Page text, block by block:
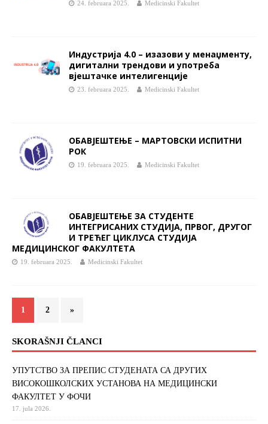
24. februara 2025. Medicinski Fakultet
Индустрија 4.0 – изазови у менаџменту,
дигитални трендови и употреба
вјештачке интелигенције
23. februara 2025. Medicinski Fakultet
OБАВЈЕШТЕЊЕ – МАРТОВСКИ ИСПИТНИ
РОК
19. februara 2025. Medicinski Fakultet
ОБАВЈЕШТЕЊЕ ЗА СТУДЕНТЕ
ИНТЕГРИСАНИХ СТУДИЈА, ПРВОГ, ДРУГОГ
И ТРЕЋЕГ ЦИКЛУСА СТУДИЈА
МЕДИЦИНСКОГ ФАКУЛТЕТА
19. februara 2025. Medicinski Fakultet
1 2 »
SKORAŠNJI ČLANCI
УПУТСТВО ЗА ПРЕПИС СТУДЕНАТА СА ДРУГИХ
ВИСОКОШКОЛСКИХ УСТАНОВА НА МЕДИЦИНСКИ
ФАКУЛТЕТ У ФОЧИ
17. jula 2026.